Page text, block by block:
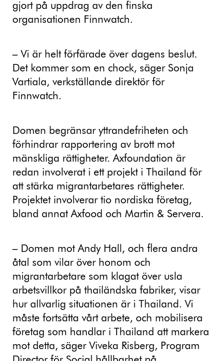
gjort på uppdrag av den finska
organisationen Finnwatch.
– Vi är helt förfärade över dagens beslut.
Det kommer som en chock, säger Sonja
Vartiala, verkställande direktör för
Finnwatch.
Domen begränsar yttrandefriheten och
förhindrar rapportering av brott mot
mänskliga rättigheter. Axfoundation är
redan involverat i ett projekt i Thailand för
att stärka migrantarbetares rättigheter.
Projektet involverar tio nordiska företag,
bland annat Axfood och Martin & Servera.
– Domen mot Andy Hall, och flera andra
åtal som vilar över honom och
migrantarbetare som klagat över usla
arbetsvillkor på thailändska fabriker, visar
hur allvarlig situationen är i Thailand. Vi
måste fortsätta vårt arbete, och mobilisera
företag som handlar i Thailand att markera
mot detta, säger Viveka Risberg, Program